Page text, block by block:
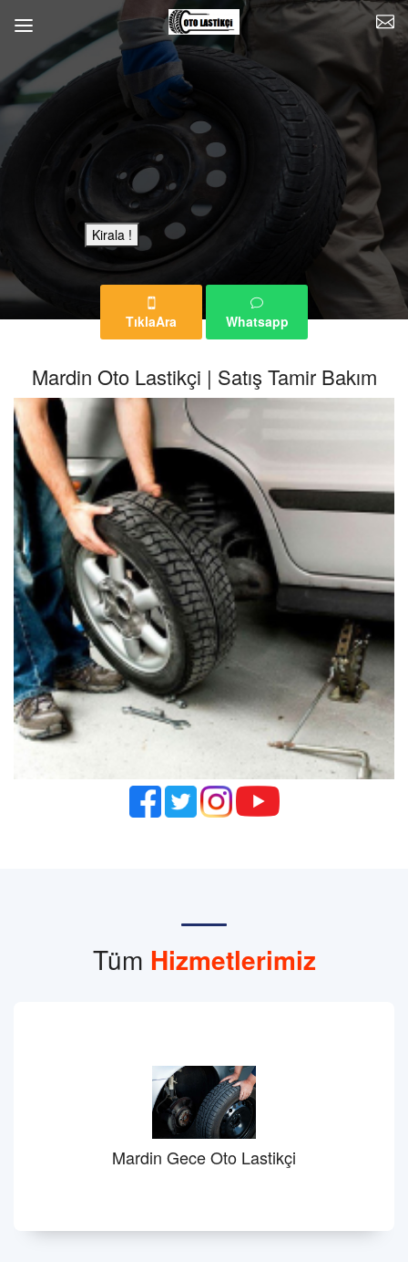
TıklaAra Whatsapp
Bu Reklam Sayfası Kiralıktır.
Kirala !
Mardin Oto Lastikçi | Satış Tamir Bakım
Tüm Hizmetlerimiz
Mardin Gece Oto Lastikçi